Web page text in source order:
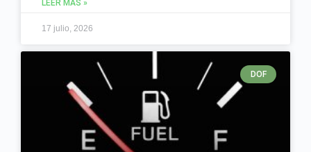
LEER MÁS »
17 julio, 2026
DOF